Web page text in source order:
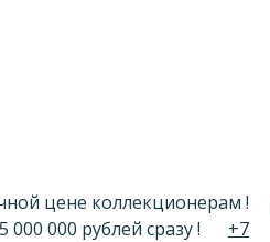
цене коллекционерам !
000 рублей сразу !
+7